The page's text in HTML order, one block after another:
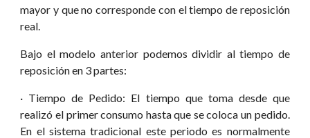
mayor y que no corresponde con el tiempo de reposición
real.
Bajo el modelo anterior podemos dividir al tiempo de
reposición en 3 partes:
· Tiempo de Pedido: El tiempo que toma desde que
realizó el primer consumo hasta que se coloca un pedido.
En el sistema tradicional este periodo es normalmente